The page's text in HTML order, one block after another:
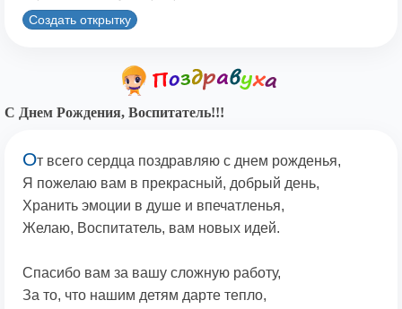
Создать открытку
С Днем Рождения, Воспитатель!!!
От всего сердца поздравляю с днем рожденья,
Я пожелаю вам в прекрасный, добрый день,
Хранить эмоции в душе и впечатленья,
Желаю, Воспитатель, вам новых идей.
Спасибо вам за вашу сложную работу,
За то, что нашим детям дарте тепло,